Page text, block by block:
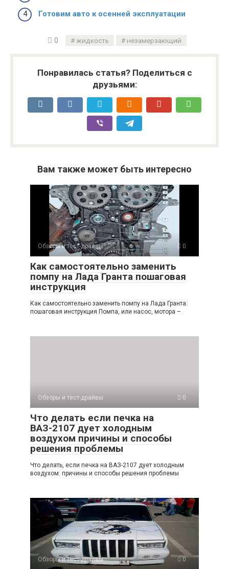
Готовим авто к осенней эксплуатации
0 жидкость незамерзающий
Понравилась статья? Поделиться с
друзьями:
Вам также может быть интересно
Обзоры и тест-драйвы 0
Как самостоятельно заменить
помпу на Лада Гранта пошаговая
инструкция
Как самостоятельно заменить помпу на Лада Гранта:
пошаговая инструкция Помпа, или насос, мотора –
Обзоры и тест-драйвы 0
Что делать если печка на
ВАЗ-2107 дует холодным
воздухом причины и способы
решения проблемы
Что делать, если печка на ВАЗ-2107 дует холодным
воздухом: причины и способы решения проблемы
Обзоры и тест-драйвы 0